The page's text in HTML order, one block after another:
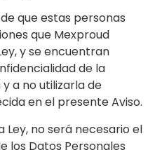
que estas personas
que Mexproud
y se encuentran
de la
a no utilizarla de
en el presente Aviso.
no será necesario el
los Datos Personales